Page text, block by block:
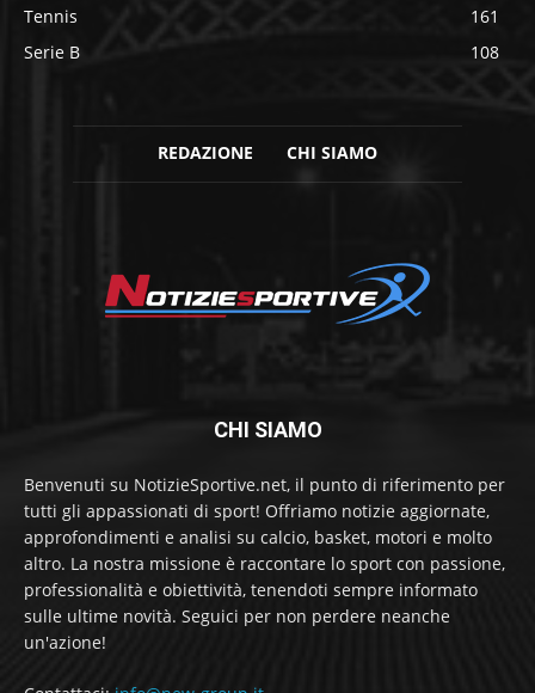
Tennis
161
Serie B
108
REDAZIONE CHI SIAMO
CHI SIAMO
Benvenuti su NotizieSportive.net, il punto di riferimento per
tutti gli appassionati di sport! Offriamo notizie aggiornate,
approfondimenti e analisi su calcio, basket, motori e molto
altro. La nostra missione è raccontare lo sport con passione,
professionalità e obiettività, tenendoti sempre informato
sulle ultime novità. Seguici per non perdere neanche
un'azione!